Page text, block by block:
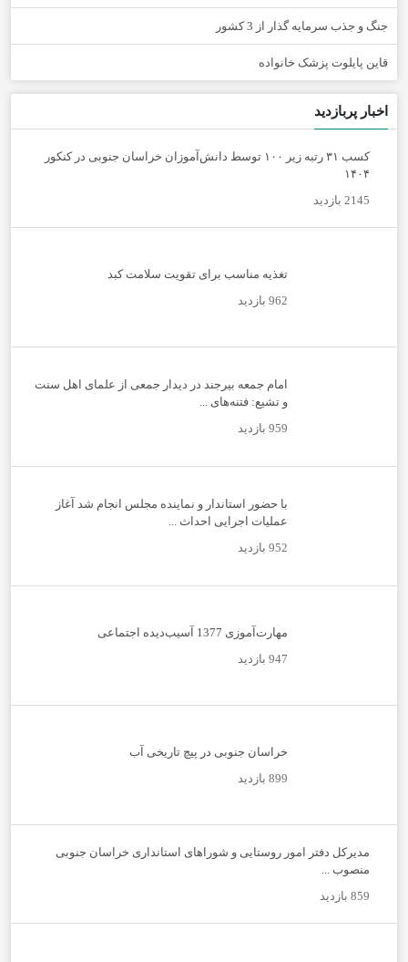
جنگ و جذب سرمایه گذار از 3 کشور
قاین پایلوت پزشک خانواده
اخبار پربازدید
کسب ۳۱ رتبه زیر ۱۰۰ توسط دانش‌آموزان خراسان جنوبی در کنکور
۱۴۰۴
2145 بازدید
تغذیه مناسب برای تقویت سلامت کبد
962 بازدید
امام جمعه بیرجند در دیدار جمعی از علمای اهل سنت
و تشیع: فتنه‌های ...
959 بازدید
با حضور استاندار و نماینده مجلس انجام شد آغاز
عملیات اجرایی احداث ...
952 بازدید
مهارت‌آموزی 1377 آسیب‌دیده اجتماعی
947 بازدید
خراسان جنوبی در پیچ تاریخی آب
899 بازدید
مدیرکل دفتر امور روستایی و شوراهای استانداری خراسان جنوبی
منصوب ...
859 بازدید